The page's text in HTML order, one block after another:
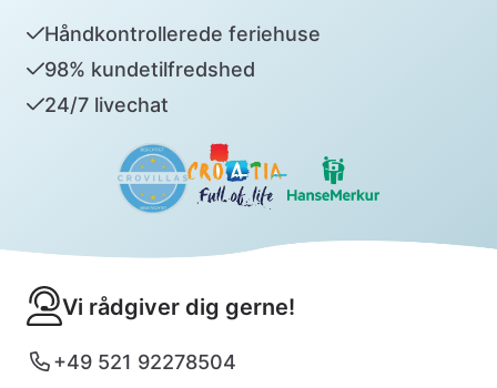
Håndkontrollerede feriehuse
98% kundetilfredshed
24/7 livechat
Vi rådgiver dig gerne!
+49 521 92278504